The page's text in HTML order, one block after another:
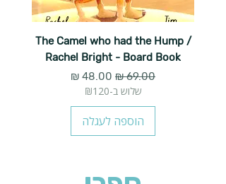
The Camel who had the Hump /
Rachel Bright - Board Book
מחיר רגיל מחיר מבצע
שלוש ב-₪120
הוספה לעגלה